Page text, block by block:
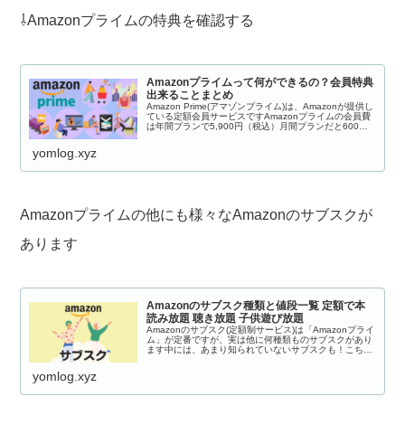
⇩Amazonプライムの特典を確認する
Amazonプライムって何ができるの？会員特典
出来ることまとめ
Amazon Prime(アマゾンプライム)は、Amazonが提供し
ている定額会員サービスですAmazonプライムの会員費
は年間プランで5,900円（税込）月間プランだと600円
yomlog.xyz
Amazonプライムの他にも様々なAmazonのサブスクが
あります
Amazonのサブスク種類と値段一覧 定額で本
読み放題 聴き放題 子供遊び放題
Amazonのサブスク(定額制サービス)は「Amazonプライ
ム」が定番ですが、実は他に何種類ものサブスクがあり
ます中には、あまり知られていないサブスクも！こちら
yomlog.xyz